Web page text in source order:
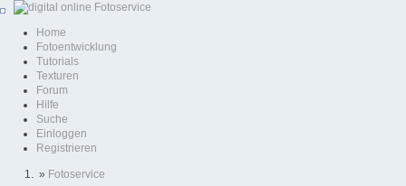
Home
Fotoentwicklung
Tutorials
Texturen
Forum
Hilfe
Suche
Einloggen
Registrieren
» Fotoservice